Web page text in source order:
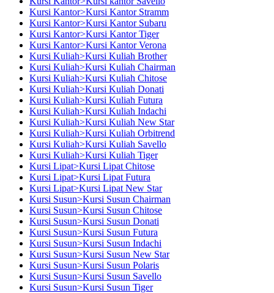
Kursi Kantor>Kursi Kantor Stramm
Kursi Kantor>Kursi Kantor Subaru
Kursi Kantor>Kursi Kantor Tiger
Kursi Kantor>Kursi Kantor Verona
Kursi Kuliah>Kursi Kuliah Brother
Kursi Kuliah>Kursi Kuliah Chairman
Kursi Kuliah>Kursi Kuliah Chitose
Kursi Kuliah>Kursi Kuliah Donati
Kursi Kuliah>Kursi Kuliah Futura
Kursi Kuliah>Kursi Kuliah Indachi
Kursi Kuliah>Kursi Kuliah New Star
Kursi Kuliah>Kursi Kuliah Orbitrend
Kursi Kuliah>Kursi Kuliah Savello
Kursi Kuliah>Kursi Kuliah Tiger
Kursi Lipat>Kursi Lipat Chitose
Kursi Lipat>Kursi Lipat Futura
Kursi Lipat>Kursi Lipat New Star
Kursi Susun>Kursi Susun Chairman
Kursi Susun>Kursi Susun Chitose
Kursi Susun>Kursi Susun Donati
Kursi Susun>Kursi Susun Futura
Kursi Susun>Kursi Susun Indachi
Kursi Susun>Kursi Susun New Star
Kursi Susun>Kursi Susun Polaris
Kursi Susun>Kursi Susun Savello
Kursi Susun>Kursi Susun Tiger